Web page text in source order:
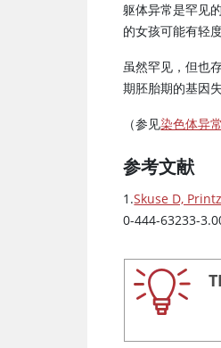
躯体异常是罕见
的女孩可能有轻
虽然罕见，但也
期胚胎期的基因
（参见染色体异
参考文献
1.Skuse D,
0-444-63233-